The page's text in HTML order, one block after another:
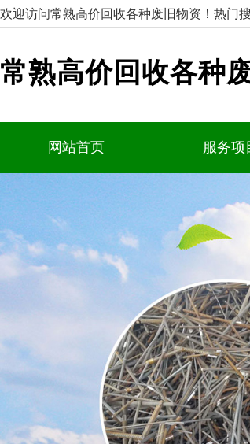
欢迎访问常熟高价回收各种废旧物资！ 热门
常熟高价回收各种
网站首页 服务项